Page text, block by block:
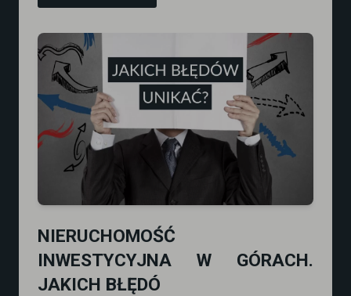
NIERUCHOMOŚĆ
INWESTYCYJNA W GÓRACH.
JAKICH BŁĘDÓ